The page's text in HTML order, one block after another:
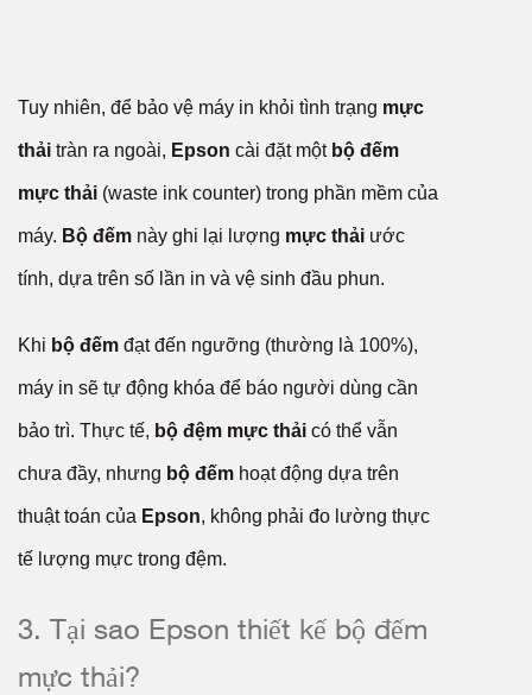
Tuy nhiên, để bảo vệ máy in khỏi tình trạng mực
thải tràn ra ngoài, Epson cài đặt một bộ đếm
mực thải (waste ink counter) trong phần mềm của
máy. Bộ đếm này ghi lại lượng mực thải ước
tính, dựa trên số lần in và vệ sinh đầu phun.
Khi bộ đếm đạt đến ngưỡng (thường là 100%),
máy in sẽ tự động khóa để báo người dùng cần
bảo trì. Thực tế, bộ đệm mực thải có thể vẫn
chưa đầy, nhưng bộ đếm hoạt động dựa trên
thuật toán của Epson, không phải đo lường thực
tế lượng mực trong đệm.
3. Tại sao Epson thiết kế bộ đếm
mực thải?